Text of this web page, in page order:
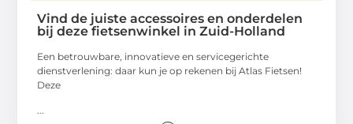
Vind de juiste accessoires en onderdelen
bij deze fietsenwinkel in Zuid-Holland
Een betrouwbare, innovatieve en servicegerichte
dienstverlening: daar kun je op rekenen bij Atlas Fietsen!
Deze
...